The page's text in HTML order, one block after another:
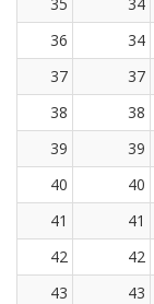
36
34
37
37
38
38
39
39
40
40
41
41
42
42
43
43